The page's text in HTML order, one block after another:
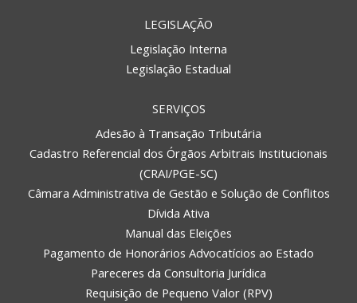
LEGISLAÇÃO
Legislação Interna
Legislação Estadual
SERVIÇOS
Adesão à Transação Tributária
Cadastro Referencial dos Órgãos Arbitrais Institucionais
(CRAI/PGE-SC)
Câmara Administrativa de Gestão e Solução de Conflitos
Dívida Ativa
Manual das Eleições
Pagamento de Honorários Advocatícios ao Estado
Pareceres da Consultoria Jurídica
Requisição de Pequeno Valor (RPV)